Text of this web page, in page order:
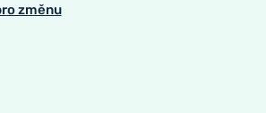
změnu